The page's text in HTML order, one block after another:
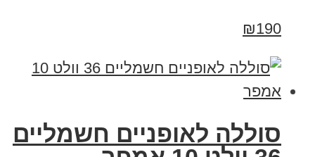
₪190
סוללה לאופניים חשמליים